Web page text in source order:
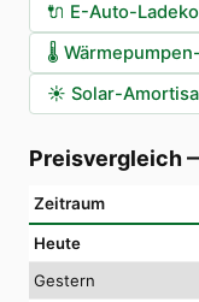
🔌 E-Auto-
🌡️
☀️ Solar-
Preisvergleich
Zeitraum
Heute
Gestern